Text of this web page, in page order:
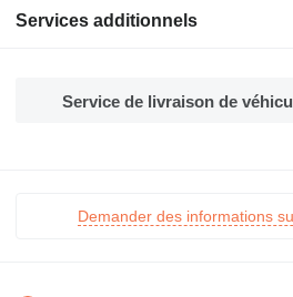
Services additionnels
Service de livraison de
Demander des informations